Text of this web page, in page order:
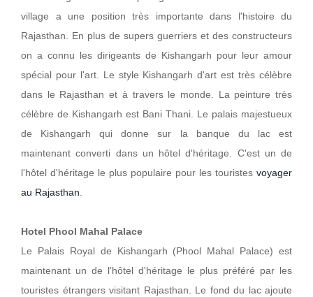
village a une position très importante dans l'histoire du
Rajasthan. En plus de supers guerriers et des constructeurs
on a connu les dirigeants de Kishangarh pour leur amour
spécial pour l'art. Le style Kishangarh d'art est très célèbre
dans le Rajasthan et à travers le monde. La peinture très
célèbre de Kishangarh est Bani Thani. Le palais majestueux
de Kishangarh qui donne sur la banque du lac est
maintenant converti dans un hôtel d'héritage. C'est un de
l'hôtel d'héritage le plus populaire pour les touristes voyager
au Rajasthan
Hotel Phool Mahal Palace
Le Palais Royal de Kishangarh (Phool Mahal Palace) est
maintenant un de l'hôtel d'héritage le plus préféré par les
touristes étrangers visitant Rajasthan. Le fond du lac ajoute